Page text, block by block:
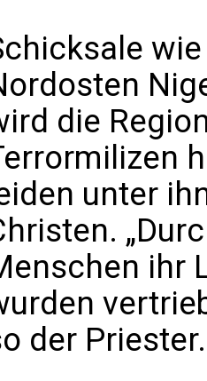
die
unter
ihr
der Priester.